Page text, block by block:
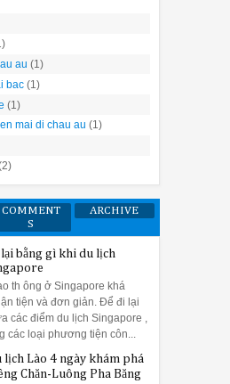
au (1)
bac (1)
(1)
mai di chau au (1)
COMMENT
S
ARCHIVE
bằng gì khi du lịch
th ông ở Singapore khá
tiện và đơn giản. Để đi lại
các điểm du lịch Singapore ,
các loại phương tiện côn...
lịch Lào 4 ngày khám phá
Chăn-Luông Pha Băng